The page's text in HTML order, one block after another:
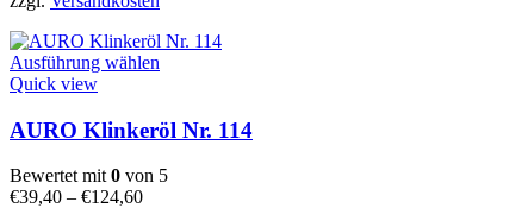
gewählt
Ausführung wählen
mehrere
Varianten
auf.
Quick view
AURO Klinkeröl Nr. 114
Bewertet mit0 von 5
€39,40 – €124,60